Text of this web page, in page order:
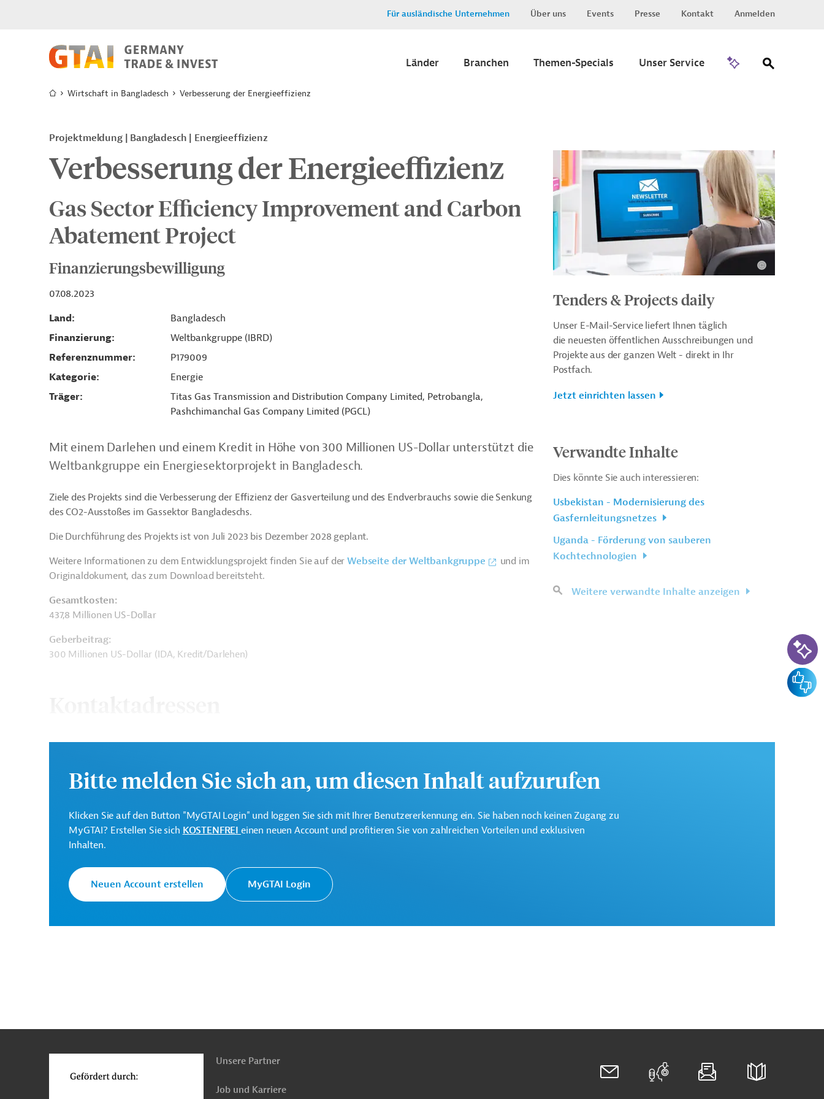
Für ausländische Unternehmen Über uns Events Presse Kontakt Anmelden
Länder Branchen Themen-Specials Unser Service
Wirtschaft in Bangladesch Verbesserung der Energieeffizienz
Projektmeldung Bangladesch Energieeffizienz
Verbesserung der Energieeffizienz
Gas Sector Efficiency Improvement and Carbon
Abatement Project
Finanzierungsbewilligung
07.08.2023
Land
Bangladesch
Finanzierung
Weltbankgruppe (IBRD)
Referenznummer
P179009
Kategorie
Energie
Träger
Titas Gas Transmission and Distribution Company Limited, Petrobangla,
Pashchimanchal Gas Company Limited (PGCL)
Mit einem Darlehen und einem Kredit in Höhe von 300 Millionen US-Dollar unterstützt die
Weltbankgruppe ein Energiesektorprojekt in Bangladesch.
Ziele des Projekts sind die Verbesserung der Effizienz der Gasverteilung und des Endverbrauchs sowie die Senkung
des CO2-Ausstoßes im Gassektor Bangladeschs.
Die Durchführung des Projekts ist von Juli 2023 bis Dezember 2028 geplant.
Weitere Informationen zu dem Entwicklungsprojekt finden Sie auf derWebseite der Weltbankgruppe
und im
Originaldokument, das zum Download bereitsteht.
Gesamtkosten:
437,8 Millionen US-Dollar
Geberbeitrag:
300 Millionen US-Dollar (IDA, Kredit/Darlehen)
Weltbank
Entwicklungsorganisationen.
Petrobangla Projektträger
Originaldokument:
Tenders & Projects daily
Unser E-Mail-Service liefert Ihnen täglich
die neuesten öffentlichen Ausschreibungen und
Projekte aus der ganzen Welt - direkt in Ihr
Postfach.
Jetzt einrichten lassen
Verwandte Inhalte
Dies könnte Sie auch interessieren:
Usbekistan - Modernisierung des
Gasfernleitungsnetzes
Uganda - Förderung von sauberen
Kochtechnologien
Weitere verwandte Inhalte anzeigen
Bitte melden Sie sich an, um diesen Inhalt aufzurufen
Klicken Sie auf den Button "MyGTAI Login" und loggen Sie sich mit Ihrer Benutzererkennung ein. Sie haben noch keinen Zugang zu
MyGTAI? Erstellen Sie sich KOSTENFREI einen neuen Account und profitieren Sie von zahlreichen Vorteilen und exklusiven
Inhalten.
Neuen Account erstellen MyGTAI Login
oben
Unsere Partner
Job und Karriere
KI-